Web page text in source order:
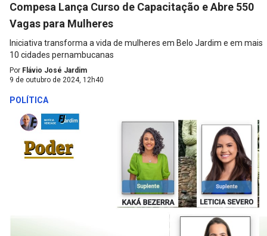
Compesa Lança Curso de Capacitação e Abre 550
Vagas para Mulheres
Iniciativa transforma a vida de mulheres em Belo Jardim e em mais
10 cidades pernambucanas
Por Flávio José Jardim
9 de outubro de 2024, 12h40
POLÍTICA